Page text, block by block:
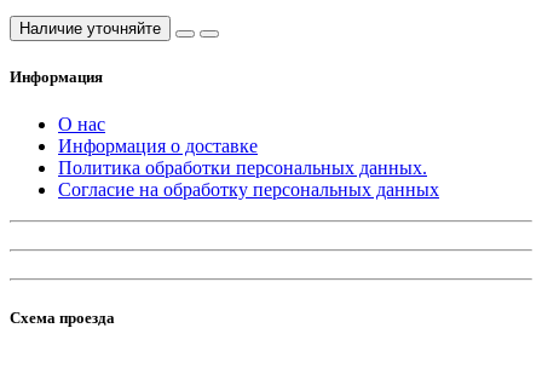
Наличие уточняйте
Информация
О нас
Информация о доставке
Политика обработки персональных данных.
Согласие на обработку персональных данных
Схема проезда